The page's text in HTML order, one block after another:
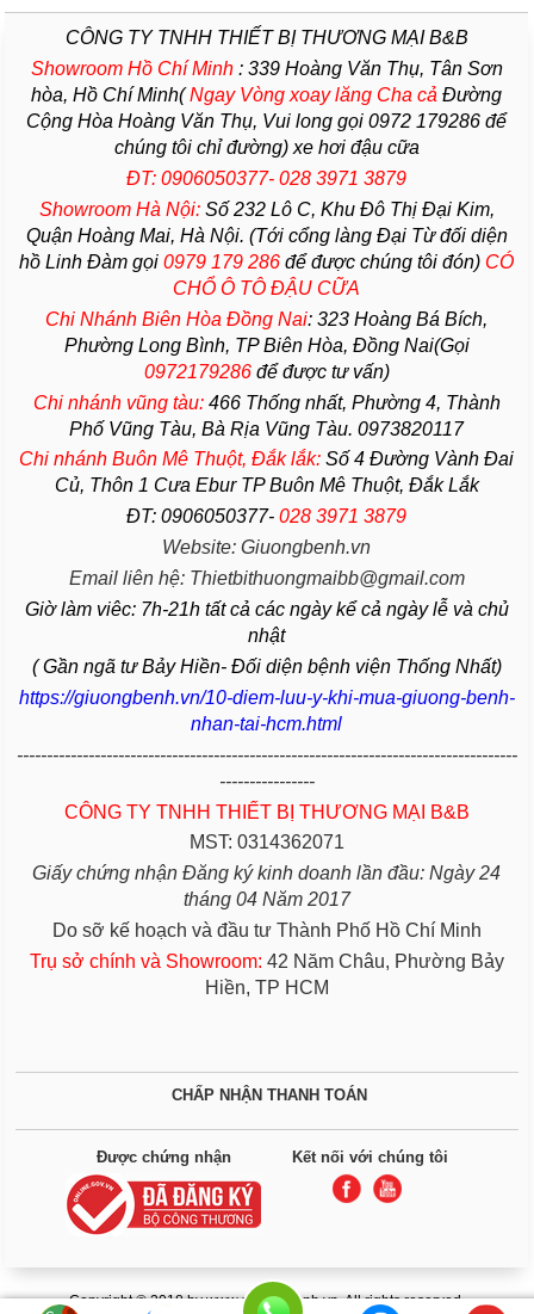
CÔNG TY TNHH THIẾT BỊ THƯƠNG MẠI B&B
Showroom Hồ Chí Minh:339 Hoàng Văn Thụ, Tân Sơn
hòa, Hồ Chí Minh(Ngay Vòng xoay lăng Cha cả Đường
Cộng Hòa Hoàng Văn Thụ, Vui long gọi 0972 179286 để
chúng tôi chỉ đường) xe hơi đậu cữa
ĐT: 0906050377- 028 3971 3879
Showroom Hà Nội:Số 232 Lô C, Khu Đô Thị Đại Kim,
Quận Hoàng Mai, Hà Nội. (Tới cổng làng Đại Từ đối diện
hồ Linh Đàm gọi0979 179 286 để được chúng tôi đón) CÓ
CHỔ Ô TÔ ĐẬU CỮA
Chi Nhánh Biên Hòa Đồng Nai: 323 Hoàng Bá Bích,
Phường Long Bình, TP Biên Hòa, Đồng Nai(Gọi
0972179286để được tư vấn)
Chi nhánh vũng tàu:466 Thống nhất, Phường4, Thành
Phố Vũng Tàu, Bà Rịa Vũng Tàu. 0973820117
Chi nhánh Buôn Mê Thuột, Đắk lắk:Số 4 Đường Vành Đai
Củ, Thôn 1 Cưa Ebur TP Buôn Mê Thuột, Đắk Lắk
ĐT: 0906050377-028 3971 3879
Website: Giuongbenh.vn
Email liên hệ: Thietbithuongmaibb@gmail.com
Giờ làm viêc: 7h-21h tất cả các ngày kể cả ngày lễ và chủ
nhật
( Gần ngã tư Bảy Hiền- Đối diện bệnh viện Thống Nhất)
https://giuongbenh.vn/10-diem-luu-y-khi-mua-giuong-benh-
nhan-tai-hcm.html
------------------------------------------------------------------------------------
----------------
CÔNG TY TNHH THIẾT BỊ THƯƠNG MẠI B&B
MST: 0314362071
Giấy chứng nhận Đăng ký kinh doanh lần đầu: Ngày 24
tháng 04 Năm 2017
Do sỡ kế hoạch và đầu tư Thành Phố Hồ Chí Minh
Trụ sở chính và Showroom: 42 Năm Châu, Phường Bảy
Hiền, TP HCM
CHẤP NHẬN THANH TOÁN
Được chứng nhận Kết nối với chúng tôi
Copyright © 2018 by www.giuongbenh.vn. All rights reserved.